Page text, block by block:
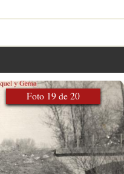
Foto 19 de 20